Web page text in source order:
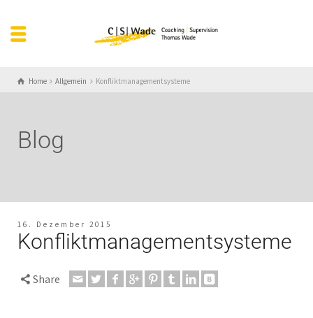
Home Allgemein Konfliktmanagementsysteme
Blog
16. Dezember 2015
Konfliktmanagementsysteme
Share